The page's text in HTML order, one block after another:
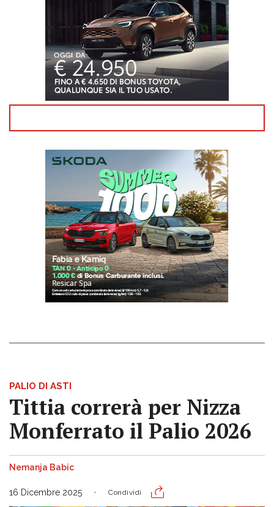
PALIO DI ASTI
Tittia correrà per Nizza
Monferrato il Palio 2026
Nemanja Babic
16 Dicembre 2025 Condividi